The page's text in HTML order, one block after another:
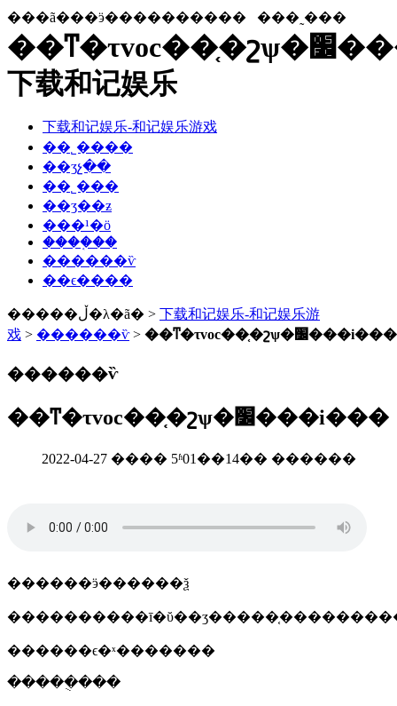
���ã���ӭ���������� ���˷���
��ͳ�τvoc��֤�շѱ�׼���i���-
下载和记娱乐
下载和记娱乐-和记娱乐游戏
��˾����
��ʒչ��
��˾���
��ʒ��ƶ
���¹�ӧ
����֤��
������ѷ
��ϵ����
�����ڵ�λ�ã� > 下载和记娱乐-和记娱乐游
戏 > ������ѷ> ��ͳ�τvoc��֤�շѱ�׼���i���
������ѷ
��ͳ�τvoc��֤�շѱ�׼���i���
2022-04-27 ���� 5ʱ01��14�� ������
������ӭ������ѯ
������ϵ�ˣ�������
�����ֻ���